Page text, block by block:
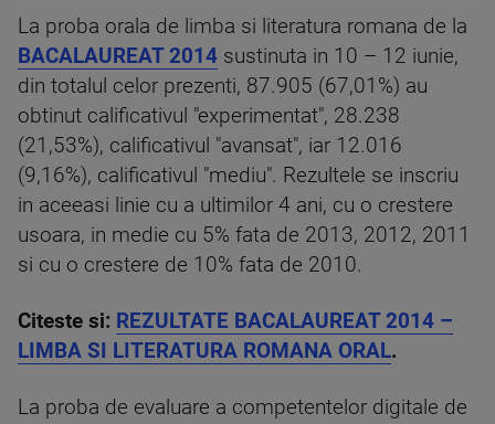
La proba orala de limba si literatura romana de la
BACALAUREAT 2014 sustinuta in 10 – 12 iunie,
din totalul celor prezenti, 87.905 (67,01%) au
obtinut calificativul "experimentat", 28.238
(21,53%), calificativul "avansat", iar 12.016
(9,16%), calificativul "mediu". Rezultele se inscriu
in aceeasi linie cu a ultimilor 4 ani, cu o crestere
usoara, in medie cu 5% fata de 2013, 2012, 2011
si cu o crestere de 10% fata de 2010.
Citeste si: REZULTATE BACALAUREAT 2014 –
LIMBA SI LITERATURA ROMANA ORAL.
La proba de evaluare a competentelor digitale de